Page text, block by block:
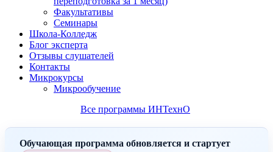
Факультативы
Семинары
Школа-Колледж
Блог эксперта
Отзывы слушателей
Контакты
Микрокурсы
Микрообучение
Все программы ИНТехнО
Обучающая программа обновляется и стартует